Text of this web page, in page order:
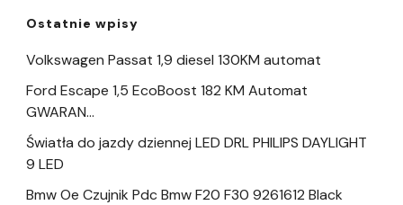
Ostatnie wpisy
Volkswagen Passat 1,9 diesel 130KM automat
Ford Escape 1,5 EcoBoost 182 KM Automat
GWARAN…
Światła do jazdy dziennej LED DRL PHILIPS DAYLIGHT
9 LED
Bmw Oe Czujnik Pdc Bmw F20 F30 9261612 Black